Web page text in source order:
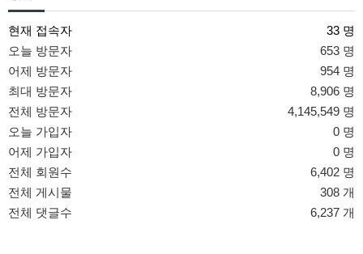
현재 접속자
33 명
오늘 방문자
653 명
어제 방문자
954 명
최대 방문자
8,906 명
전체 방문자
4,145,549 명
오늘 가입자
0 명
어제 가입자
0 명
전체 회원수
6,402 명
전체 게시물
308 개
전체 댓글수
6,237 개